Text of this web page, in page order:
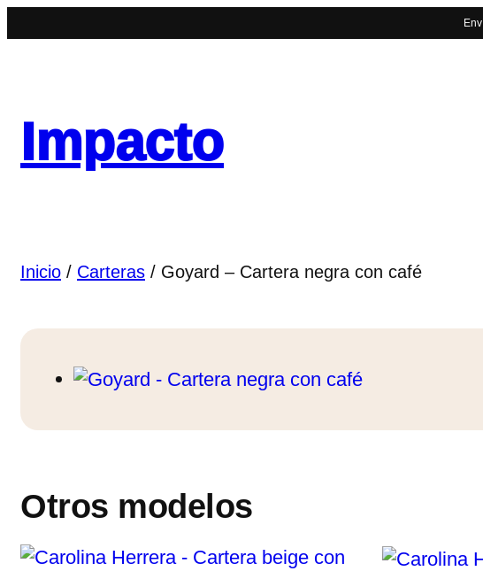
al
Impacto
Inicio / Carteras / Goyard – Cartera negra con café
Otros modelos